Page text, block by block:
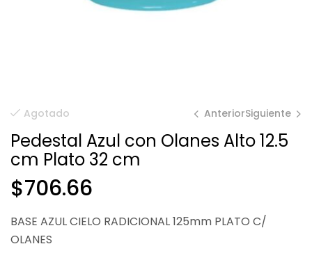
Agotado AnteriorSiguiente
Pedestal Azul con Olanes Alto 12.5
cm Plato 32 cm
$706.66
BASE AZUL CIELO RADICIONAL 125mm PLATO C/
OLANES